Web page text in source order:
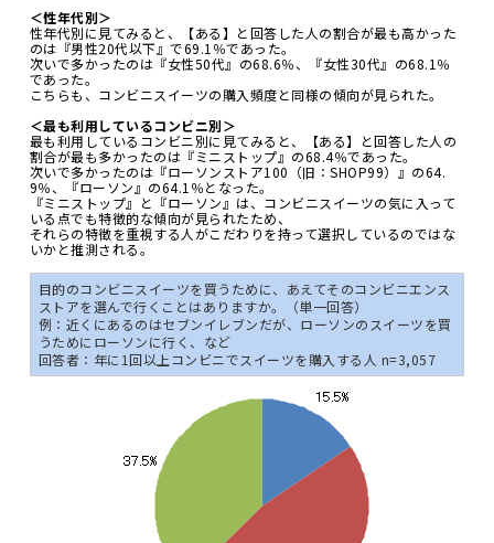
＜性年代別＞
性年代別に見てみると、【ある】と回答した人の割合が最も高かった
のは『男性20代以下』で69.1％であった。
次いで多かったのは『女性50代』の68.6％、『女性30代』の68.1％
であった。
こちらも、コンビニスイーツの購入頻度と同様の傾向が見られた。
＜最も利用しているコンビニ別＞
最も利用しているコンビニ別に見てみると、【ある】と回答した人の
割合が最も多かったのは『ミニストップ』の68.4％であった。
次いで多かったのは『ローソンストア100（旧：SHOP99）』の64.
9％、『ローソン』の64.1％となった。
『ミニストップ』と『ローソン』は、コンビニスイーツの気に入って
いる点でも特徴的な傾向が見られたため、
それらの特徴を重視する人がこだわりを持って選択しているのではな
いかと推測される。
目的のコンビニスイーツを買うために、あえてそのコンビニエンス
ストアを選んで行くことはありますか。（単一回答）
例：近くにあるのはセブンイレブンだが、ローソンのスイーツを買
うためにローソンに行く、など
回答者：年に1回以上コンビニでスイーツを購入する人 n=3,057